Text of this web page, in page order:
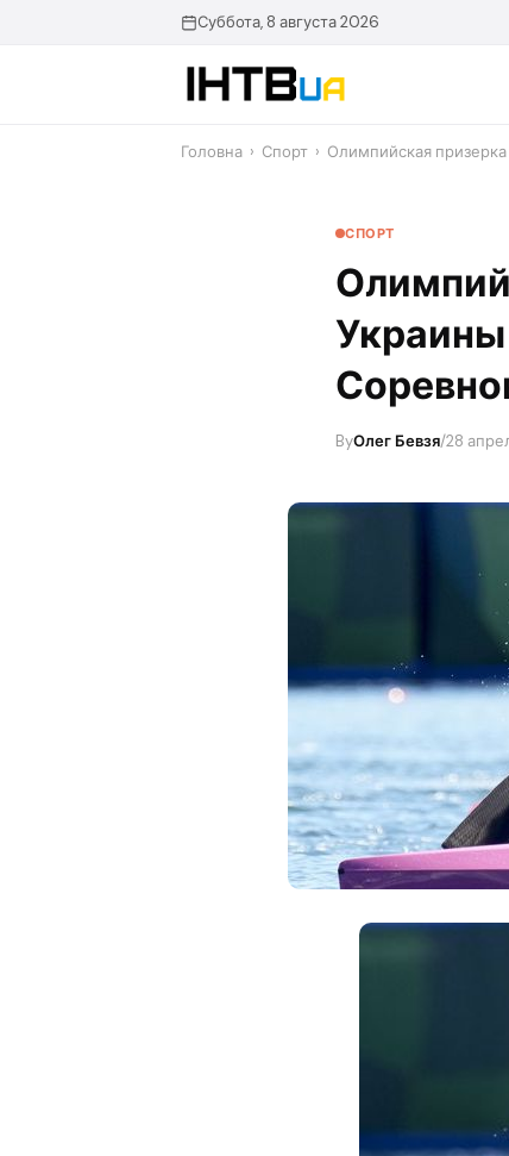
Суббота, 8 августа 2026
Головна › Спорт › Олимпийская призерка
СПОРТ
ByОлег Бевзя/28